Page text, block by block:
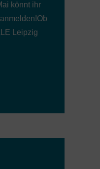
könnt ihr
Leipzig